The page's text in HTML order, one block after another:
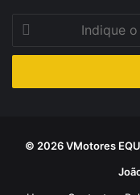
seu
de
© 2026 VMotores